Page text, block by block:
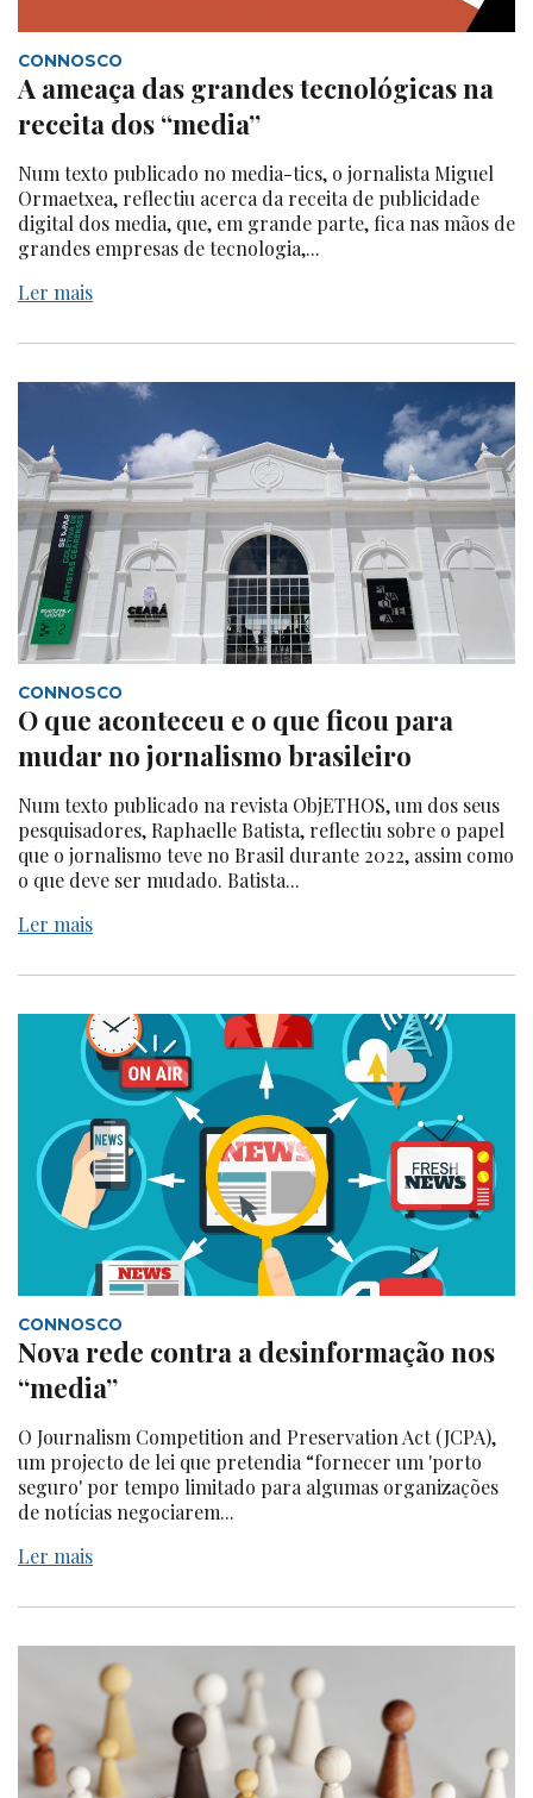
CONNOSCO
A ameaça das grandes tecnológicas na
receita dos “media”
Num texto publicado no media-tics, o jornalista Miguel
Ormaetxea, reflectiu acerca da receita de publicidade
digital dos media, que, em grande parte, fica nas mãos de
grandes empresas de tecnologia,...
Ler mais
CONNOSCO
O que aconteceu e o que ficou para
mudar no jornalismo brasileiro
Num texto publicado na revista ObjETHOS, um dos seus
pesquisadores, Raphaelle Batista, reflectiu sobre o papel
que o jornalismo teve no Brasil durante 2022, assim como
o que deve ser mudado. Batista...
Ler mais
CONNOSCO
Nova rede contra a desinformação nos
“media”
O Journalism Competition and Preservation Act (JCPA),
um projecto de lei que pretendia “fornecer um 'porto
seguro' por tempo limitado para algumas organizações
de notícias negociarem...
Ler mais